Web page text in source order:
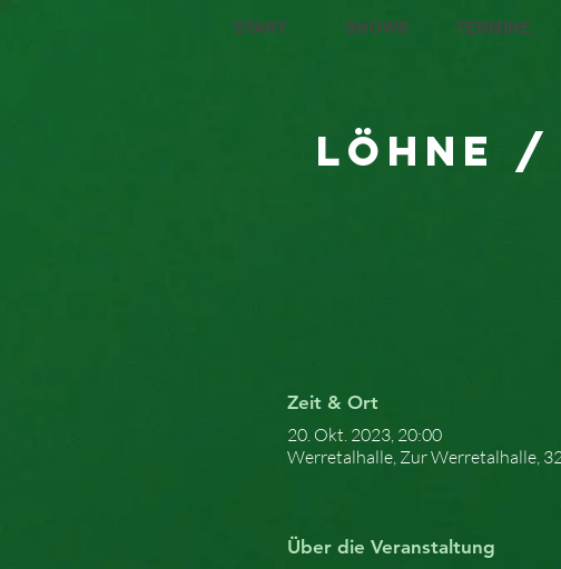
START SHOWS TERMINE
Löhne
Zeit & Ort
20. Okt. 2023, 20:00
Werretalhalle, Zur Werretalhalle,
Über die Veranstaltung